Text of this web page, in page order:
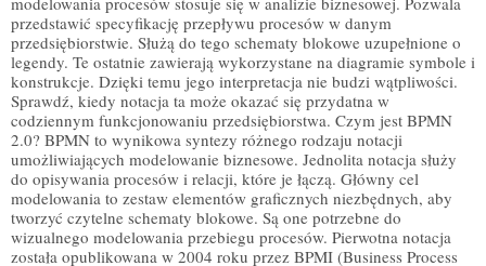
przedstawić specyfikację przepływu procesów w danym
przedsiębiorstwie. Służą do tego schematy blokowe uzupełnione o
legendy. Te ostatnie zawierają wykorzystane na diagramie symbole i
konstrukcje. Dzięki temu jego interpretacja nie budzi wątpliwości.
Sprawdź, kiedy notacja ta może okazać się przydatna w
codziennym funkcjonowaniu przedsiębiorstwa. Czym jest BPMN
2.0? BPMN to wynikowa syntezy różnego rodzaju notacji
umożliwiających modelowanie biznesowe. Jednolita notacja służy
do opisywania procesów i relacji, które je łączą. Główny cel
modelowania to zestaw elementów graficznych niezbędnych, aby
tworzyć czytelne schematy blokowe. Są one potrzebne do
wizualnego modelowania przebiegu procesów. Pierwotna notacja
została opublikowana w 2004 roku przez BPMI (Business Process